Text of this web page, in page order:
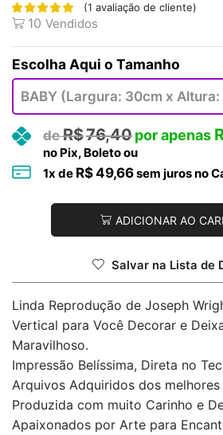
(1 avaliação de cliente)
10 Vendidos
Tamanho
R$76,40
no Pix, Boleto ou
1x de R$49,66sem juros no
ADICIONAR AO
Salvar na Lista de
Linda Reprodução de Joseph
Vertical para Você Decorar e
Maravilhoso.
Impressão Belíssima, Direta no
Arquivos Adquiridos dos melhores
Produzida com muito Carinho e
Apaixonados por Arte para